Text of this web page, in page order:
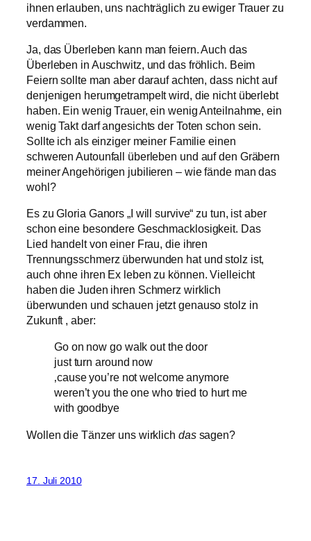
ihnen erlauben, uns nachträglich zu ewiger Trauer zu
verdammen.
Ja, das Überleben kann man feiern. Auch das
Überleben in Auschwitz, und das fröhlich. Beim
Feiern sollte man aber darauf achten, dass nicht auf
denjenigen herumgetrampelt wird, die nicht überlebt
haben. Ein wenig Trauer, ein wenig Anteilnahme, ein
wenig Takt darf angesichts der Toten schon sein.
Sollte ich als einziger meiner Familie einen
schweren Autounfall überleben und auf den Gräbern
meiner Angehörigen jubilieren – wie fände man das
wohl?
Es zu Gloria Ganors „I will survive“ zu tun, ist aber
schon eine besondere Geschmacklosigkeit. Das
Lied handelt von einer Frau, die ihren
Trennungsschmerz überwunden hat und stolz ist,
auch ohne ihren Ex leben zu können. Vielleicht
haben die Juden ihren Schmerz wirklich
überwunden und schauen jetzt genauso stolz in
Zukunft , aber:
Go on now go walk out the door
just turn around now
‚cause you’re not welcome anymore
weren’t you the one who tried to hurt me
with goodbye
Wollen die Tänzer uns wirklich dassagen?
17. Juli 2010